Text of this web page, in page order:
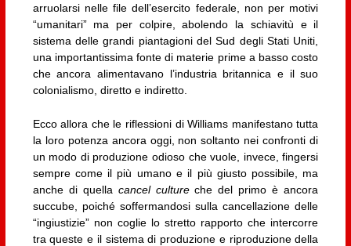
arruolarsi nelle file dell’esercito federale, non per motivi
“umanitari” ma per colpire, abolendo la schiavitù e il
sistema delle grandi piantagioni del Sud degli Stati Uniti,
una importantissima fonte di materie prime a basso costo
che ancora alimentavano l’industria britannica e il suo
colonialismo, diretto e indiretto.
Ecco allora che le riflessioni di Williams manifestano tutta
la loro potenza ancora oggi, non soltanto nei confronti di
un modo di produzione odioso che vuole, invece, fingersi
sempre come il più umano e il più giusto possibile, ma
anche di quella cancel cultureche del primo è ancora
succube, poiché soffermandosi sulla cancellazione delle
“ingiustizie” non coglie lo stretto rapporto che intercorre
tra queste e il sistema di produzione e riproduzione della